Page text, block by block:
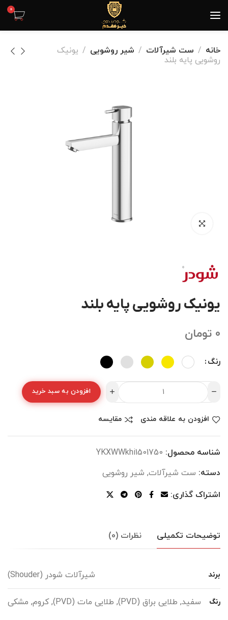
0
خانه ست شیرآلات شیر روشویی
یونیک
روشویی پایه بلند
یونیک روشویی پایه بلند
0 تومان
رنگ
افزودن به سبد خرید
افزودن به علاقه مندی مقایسه
شناسه محصول: YKXWWkhi1501750
دسته: ست شیرآلات, شیر روشویی
اشتراک گذاری:
توضیحات تکمیلی نظرات (0)
برند شیرآلات شودر (Shouder)
رنگ سفید, طلایی براق (PVD), طلایی مات (PVD), کروم, مشکی